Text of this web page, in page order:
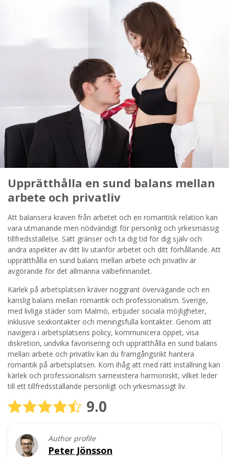
Upprätthålla en sund balans mellan
arbete och privatliv
Att balansera kraven från arbetet och en romantisk relation kan
vara utmanande men nödvändigt för personlig och yrkesmässig
tillfredsställelse. Sätt gränser och ta dig tid för dig själv och
andra aspekter av ditt liv utanför arbetet och ditt förhållande. Att
upprätthålla en sund balans mellan arbete och privatliv är
avgörande för det allmänna välbefinnandet.
Kärlek på arbetsplatsen kräver noggrant övervägande och en
känslig balans mellan romantik och professionalism. Sverige,
med livliga städer som Malmö, erbjuder sociala möjligheter,
inklusive sexkontakter och meningsfulla kontakter. Genom att
navigera i arbetsplatsens policy, kommunicera öppet, visa
diskretion, undvika favorisering och upprätthålla en sund balans
mellan arbete och privatliv kan du framgångsrikt hantera
romantik på arbetsplatsen. Kom ihåg att med rätt inställning kan
kärlek och professionalism samexistera harmoniskt, vilket leder
till ett tillfredsställande personligt och yrkesmässigt liv.
9.0
Author profile
Peter Jönsson